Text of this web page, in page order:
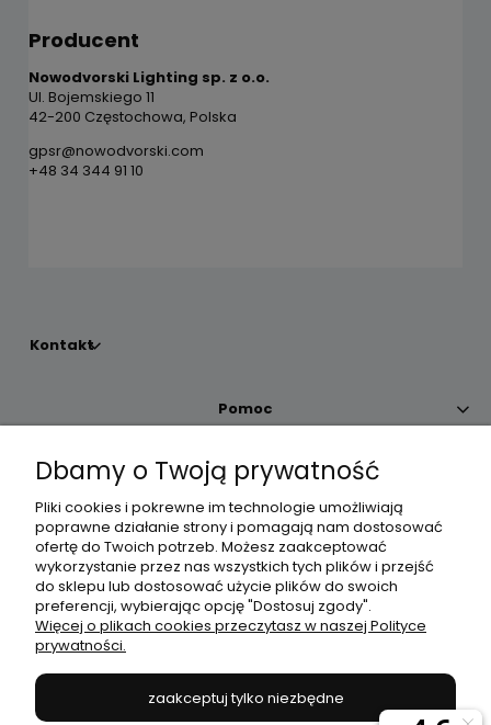
Producent
Nowodvorski Lighting sp. z o.o.
Ul. Bojemskiego 11
42-200 Częstochowa, Polska
gpsr@nowodvorski.com
+48 34 344 91 10
Kontakt
Pomoc
Moje konto
Płatności i dostawa
Informacje
Dbamy o Twoją prywatność
Pliki cookies i pokrewne im technologie umożliwiają
poprawne działanie strony i pomagają nam dostosować
ofertę do Twoich potrzeb. Możesz zaakceptować
wykorzystanie przez nas wszystkich tych plików i przejść
do sklepu lub dostosować użycie plików do swoich
preferencji, wybierając opcję "Dostosuj zgody".
Więcej o plikach cookies przeczytasz w naszej Polityce
prywatności.
zaakceptuj tylko niezbędne